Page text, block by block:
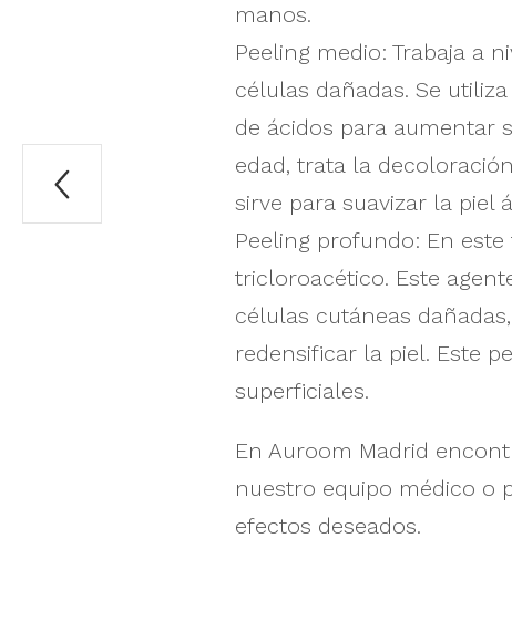
manos.
Peeling medio: Trabaja a
células dañadas. Se
de ácidos para aumentar
edad, trata la
sirve para suavizar la piel
Peeling profundo: En
tricloroacético. Este
células cutáneas
redensificar la piel. Este
superficiales.
En Auroom Madrid
nuestro equipo médico o
efectos deseados.
